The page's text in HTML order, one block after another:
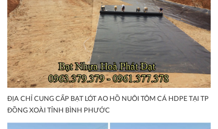
ĐỊA CHỈ CUNG CẤP BẠT LÓT AO HỒ NUÔI TÔM CÁ HDPE TẠI TP
ĐỒNG XOÀI TỈNH BÌNH PHƯỚC